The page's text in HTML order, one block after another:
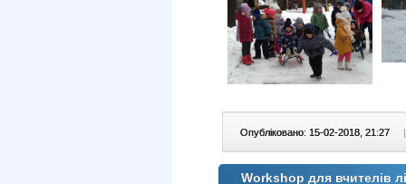
Опубліковано: 15-02-2018, 21:27 |
Workshop для вчителів